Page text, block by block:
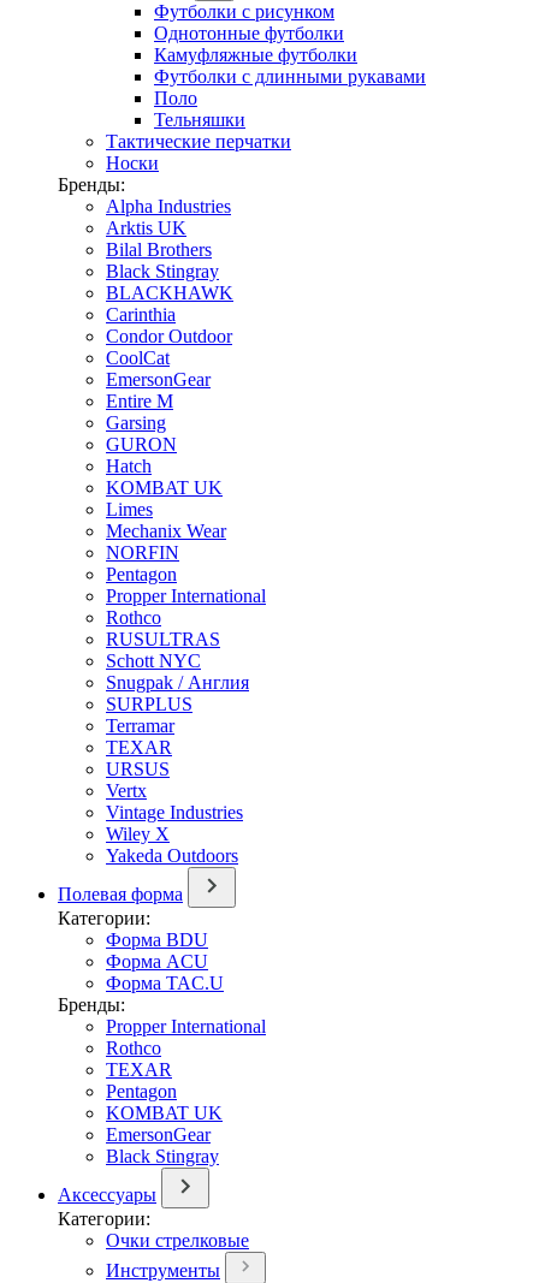
Футболки с рисунком
Однотонные футболки
Камуфляжные футболки
Футболки с длинными рукавами
Поло
Тельняшки
Тактические перчатки
Носки
Бренды:
Alpha Industries
Arktis UK
Bilal Brothers
Black Stingray
BLACKHAWK
Carinthia
Condor Outdoor
CoolCat
EmersonGear
Entire M
Garsing
GURON
Hatch
KOMBAT UK
Limes
Mechanix Wear
NORFIN
Pentagon
Propper International
Rothco
RUSULTRAS
Schott NYC
Snugpak / Англия
SURPLUS
Terramar
TEXAR
URSUS
Vertx
Vintage Industries
Wiley X
Yakeda Outdoors
Полевая форма
Категории:
Форма BDU
Форма ACU
Форма TAC.U
Бренды:
Propper International
Rothco
TEXAR
Pentagon
KOMBAT UK
EmersonGear
Black Stingray
Аксессуары
Категории:
Очки стрелковые
Инструменты